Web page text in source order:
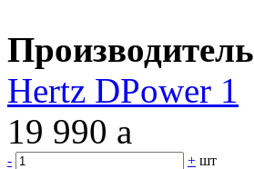
Производитель
Hertz DPower 1
19 990 a
- + шт